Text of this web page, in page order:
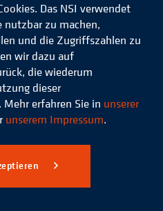
Das
NSI
auf
Instagram
Das
Xing
Impressum
Das NSI verwendet
nutzbar zu machen,
und die Zugriffszahlen zu
wir dazu auf
die wiederum
dieser
erfahren Sie in unserer
unserem Impressum.